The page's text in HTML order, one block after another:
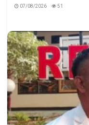
07/08/2026 51